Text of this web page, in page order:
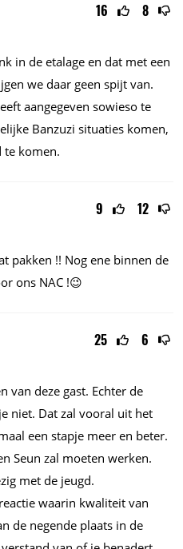
16 8
in de etalage en dat met een
we daar geen spijt van.
aangegeven sowieso te
Banzuzi situaties komen,
te komen.
9 12
pakken !! Nog ene binnen de
ons NAC !😉
25 6
van deze gast. Echter de
niet. Dat zal vooral uit het
een stapje meer en beter.
Seun zal moeten werken.
met de jeugd.
waarin kwaliteit van
de negende plaats in de